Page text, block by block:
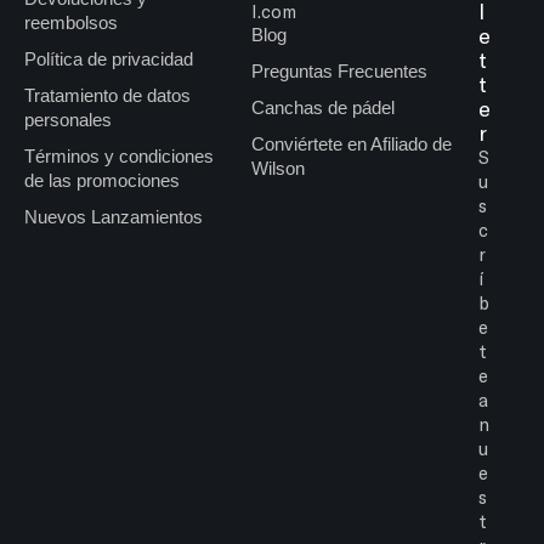
reembolsos
Política de privacidad
Tratamiento de datos
personales
Términos y condiciones
de las promociones
Nuevos Lanzamientos
l.com
Blog
Preguntas Frecuentes
Canchas de pádel
Conviértete en Afiliado de
Wilson
l
e
t
t
e
r
S
u
s
c
r
í
b
e
t
e
a
n
u
e
s
t